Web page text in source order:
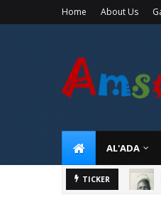
Home About Us
AL'ADA
TICKER